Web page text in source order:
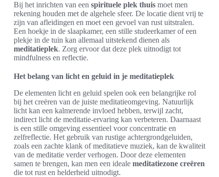
Bij het inrichten van een spirituele plek thuis moet men
rekening houden met de algehele sfeer. De locatie dient vrij te
zijn van afleidingen en moet een gevoel van rust uitstralen.
Een hoekje in de slaapkamer, een stille studeerkamer of een
plekje in de tuin kan allemaal uitstekend dienen als
meditatieplek. Zorg ervoor dat deze plek uitnodigt tot
mindfulness en reflectie.
Het belang van licht en geluid in je meditatieplek
De elementen licht en geluid spelen ook een belangrijke rol
bij het creëren van de juiste meditatieomgeving. Natuurlijk
licht kan een kalmerende invloed hebben, terwijl zacht,
indirect licht de meditatie-ervaring kan verbeteren. Daarnaast
is een stille omgeving essentieel voor concentratie en
zelfreflectie. Het gebruik van rustige achtergrondgeluiden,
zoals een zachte klank of meditatieve muziek, kan de kwaliteit
van de meditatie verder verhogen. Door deze elementen
samen te brengen, kan men een ideale meditatiezone creëren
die tot rust en helderheid uitnodigt.